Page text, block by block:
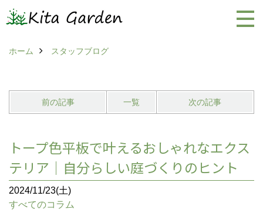
ホーム スタッフブログ
前の記事 一覧 次の記事
トープ色平板で叶えるおしゃれなエクス
テリア｜自分らしい庭づくりのヒント
2024/11/23(土)
すべてのコラム